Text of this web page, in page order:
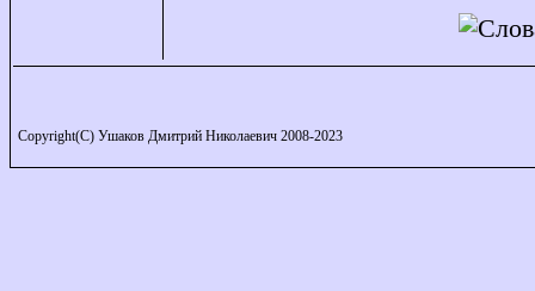
Copyright(C) Ушаков Дмитрий Николаевич 2008-2023